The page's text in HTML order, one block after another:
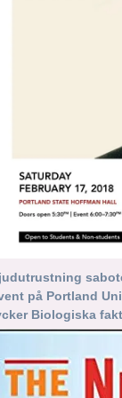
på Portland
Biologiska